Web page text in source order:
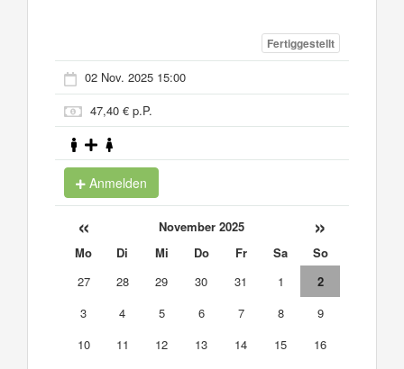
Fertiggestellt
02 Nov. 2025 15:00
47,40 € p.P.
Anmelden
« November 2025 »
Mo Di Mi Do Fr Sa
So
27
28 29 30 31 1
2
3
4 5 6 7 8
9
10
11 12 13 14 15
16